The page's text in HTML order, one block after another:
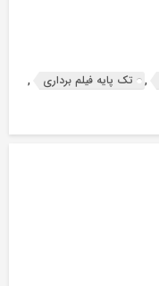
, تک پایه فیلم برداری
,